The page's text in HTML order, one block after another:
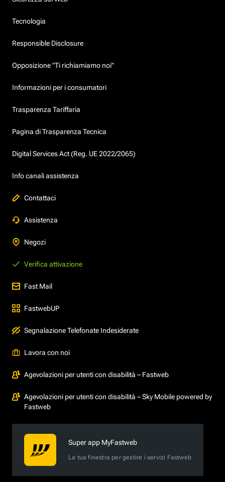
Tecnologia
Responsible Disclosure
Opposizione "Ti richiamiamo noi"
Informazioni per i consumatori
Trasparenza Tariffaria
Pagina di Trasparenza Tecnica
Digital Services Act (Reg. UE 2022/2065)
Info canali assistenza
Contattaci
Assistenza
Negozi
Verifica attivazione
Fast Mail
FastwebUP
Segnalazione Telefonate Indesiderate
Lavora con noi
Agevolazioni per utenti con disabilità – Fastweb
Agevolazioni per utenti con disabilità – Sky Mobile powered by
Fastweb
Super app MyFastweb
La tua finestra per gestire i servizi Fastweb